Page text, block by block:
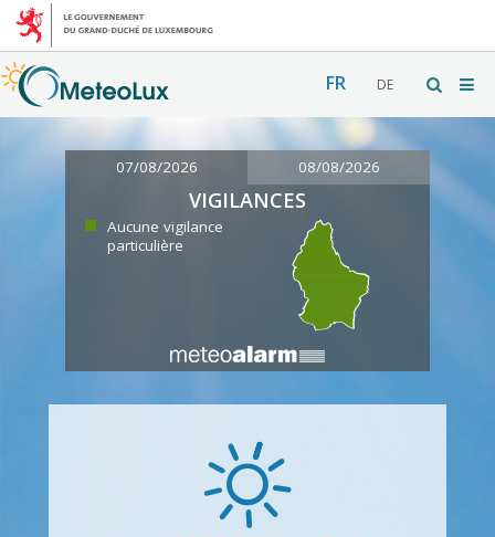
FR DE
07/08/2026 08/08/2026
VIGILANCES
Aucune vigilance
particulière